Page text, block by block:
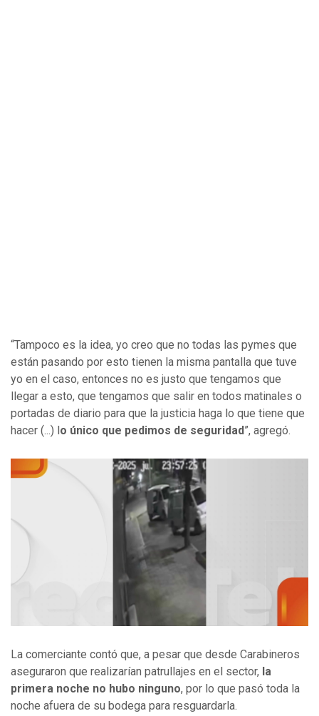
“Tampoco es la idea, yo creo que no todas las pymes que
están pasando por esto tienen la misma pantalla que tuve
yo en el caso, entonces no es justo que tengamos que
llegar a esto, que tengamos que salir en todos matinales o
portadas de diario para que la justicia haga lo que tiene que
hacer (...) lo único que pedimos de seguridad”, agregó.
La comerciante contó que, a pesar que desde Carabineros
aseguraron que realizarían patrullajes en el sector, la
primera noche no hubo ninguno, por lo que pasó toda la
noche afuera de su bodega para resguardarla.